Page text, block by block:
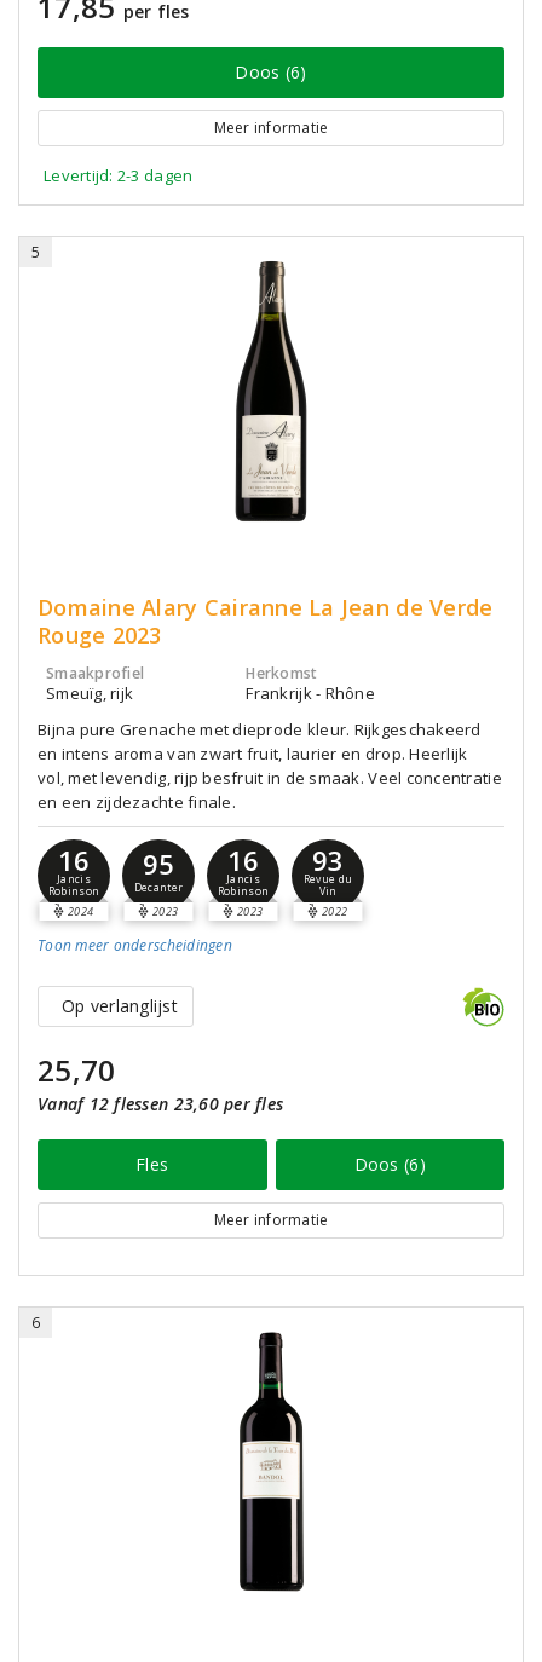
per fles
Doos (6)
Meer informatie
Levertijd: 2-3 dagen
5
Domaine Alary Cairanne La Jean de Verde
Rouge 2023
Smaakprofiel
Smeuïg, rijk
Herkomst
Frankrijk - Rhône
Bijna pure Grenache met dieprode kleur. Rijkgeschakeerd
en intens aroma van zwart fruit, laurier en drop. Heerlijk
vol, met levendig, rijp besfruit in de smaak. Veel concentratie
en een zijdezachte finale.
16
Jancis
Robinson
2024
95
Decanter
2023
16
Jancis
Robinson
2023
93
Revue du
Vin
2022
Toon meer onderscheidingen
Op verlanglijst
25,70
Vanaf 12 flessen 23,60 per fles
Fles Doos (6)
Meer informatie
6